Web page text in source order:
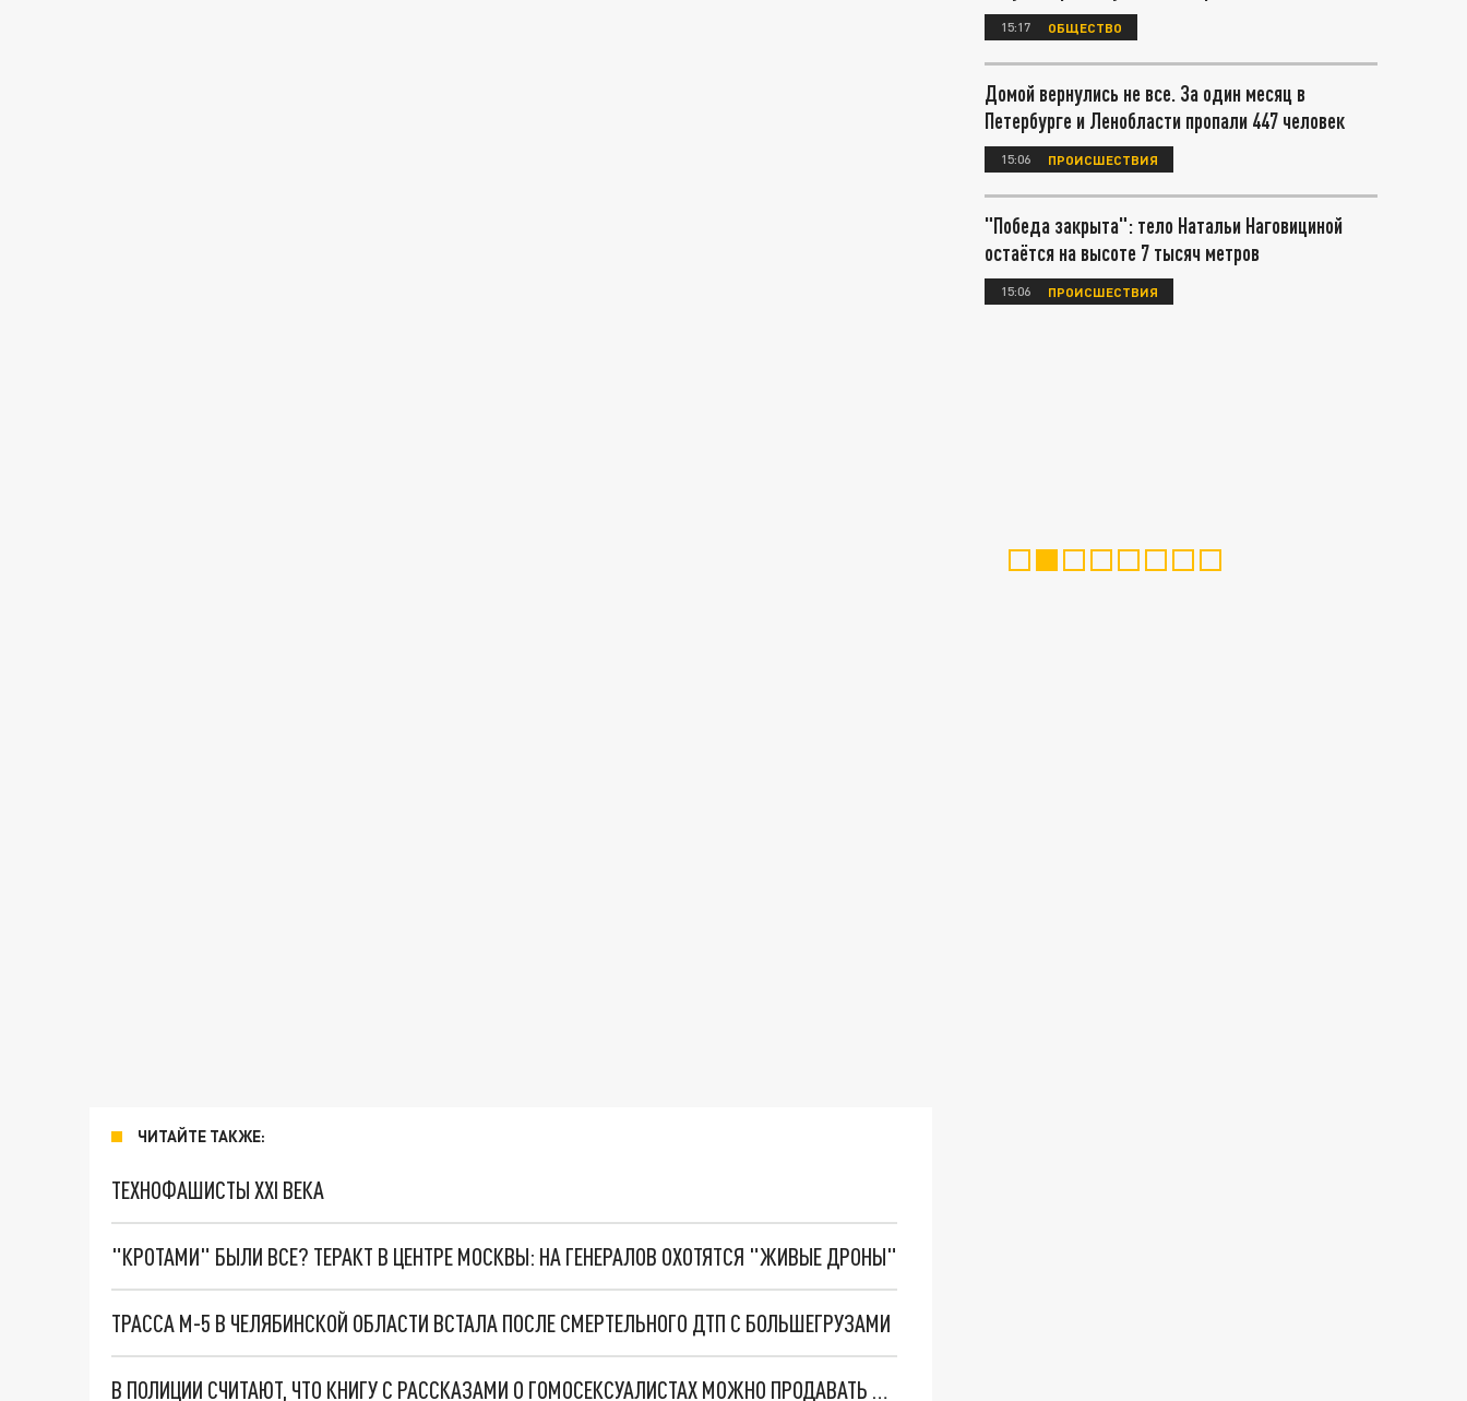
ЧИТАЙТЕ ТАКЖЕ:
ТЕХНОФАШИСТЫ XXI ВЕКА
"КРОТАМИ" БЫЛИ ВСЕ? ТЕРАКТ В ЦЕНТРЕ МОСКВЫ: НА ГЕНЕРАЛОВ ОХОТЯТСЯ "ЖИВЫЕ ДРОНЫ"
ТРАССА М-5 В ЧЕЛЯБИНСКОЙ ОБЛАСТИ ВСТАЛА ПОСЛЕ СМЕРТЕЛЬНОГО ДТП С БОЛЬШЕГРУЗАМИ
В ПОЛИЦИИ СЧИТАЮТ, ЧТО КНИГУ С РАССКАЗАМИ О ГОМОСЕКСУАЛИСТАХ МОЖНО ПРОДАВАТЬ В ЧЕЛЯБИНСКЕ
15:17 ОБЩЕСТВО
Домой вернулись не все. За один месяц в
Петербурге и Ленобласти пропали 447 человек
15:06 ПРОИСШЕСТВИЯ
"Победа закрыта": тело Натальи Наговициной
остаётся на высоте 7 тысяч метров
15:06 ПРОИСШЕСТВИЯ